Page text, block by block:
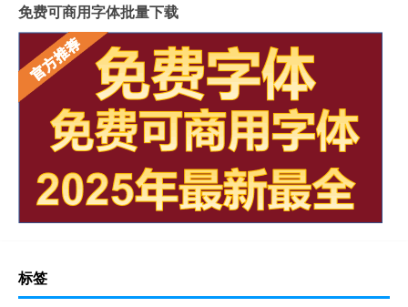
免费可商用字体批量下载
标签